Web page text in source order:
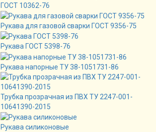
ГОСТ 10362-76
Рукава для газовой сварки ГОСТ 9356-75
Рукава ГОСТ 5398-76
Рукава напорные ТУ 38-1051731-86
Трубка прозрачная из ПВХ ТУ 2247-001-
10641390-2015
Рукава силиконовые